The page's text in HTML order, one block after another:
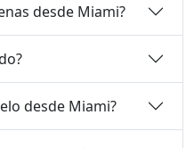
desde Miami?
desde Miami?